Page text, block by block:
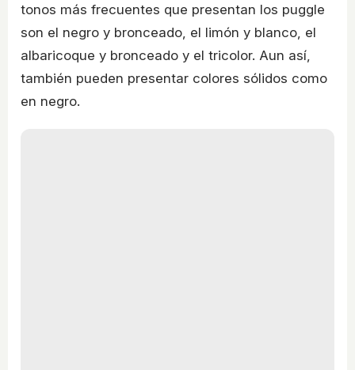
tonos más frecuentes que presentan los puggle
son el negro y bronceado, el limón y blanco, el
albaricoque y bronceado y el tricolor. Aun así,
también pueden presentar colores sólidos como
en negro.